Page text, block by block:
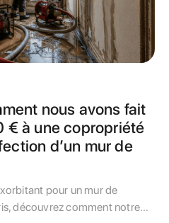
nous avons fait
€ à une copropriété
d’un mur de
pour un mur de
découvrez comment notre